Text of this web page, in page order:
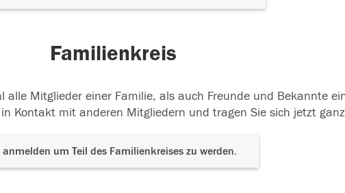
Familienkreis
alle Mitglieder einer Familie, als auch Freunde und Bekannte
Kontakt mit anderen Mitgliedern und tragen Sie sich jetzt
anmelden um Teil des Familienkreises zu werden.